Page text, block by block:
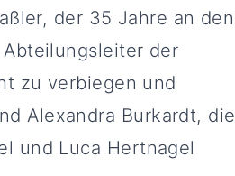
der 35 Jahre an den
der
zu verbiegen und
Alexandra Burkardt, die
und Luca Hertnagel